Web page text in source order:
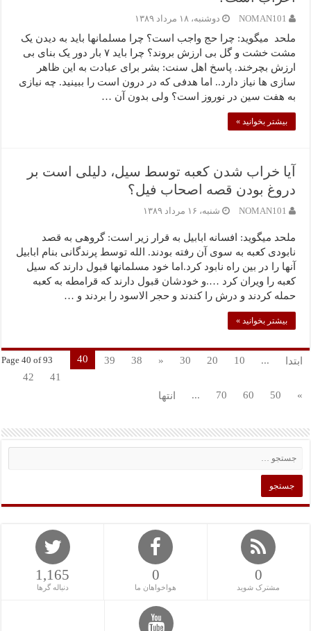
NOMAN101 دوشنبه، ۱۸ مرداد ۱۳۸۹
ملحد میگوید: چرا حج واجب است؟ چرا مسلمانها باید به دیدن یک
مشت خشت و گل بی ارزش بروند؟ چرا باید ۷ بار دور یک بنای بی
ارزش بچرخند. پاسخ اهل سنت: بشر برای عبادت به این ظاهر
سازی ها نیاز دارد.. اما هدفی که در درون است را ببینید. چه نیازی
به هفت سین در نوروز است؟ ولی بدون آن …
بیشتر بخوانید »
آیا خراب شدن کعبه توسط سیل، دلیلی است بر
دروغ بودن قصه اصحاب فیل؟
NOMAN101 شنبه، ۱۶ مرداد ۱۳۸۹
ملحد میگوید: افسانه ابابیل به قرار زیر است: گروهی به قصد
نابودی کعبه به سوی آن رفته بودند. الله توسط پرندگانی بنام ابابیل
آنها را در بین راه نابود کرد.اما خود مسلمانها قبول دارند که سیل
کعبه را ویران کرد ….و خودشان قبول دارند که قرامطه به کعبه
حمله کردند و درش را کندند و حجر الاسود را بردند و …
بیشتر بخوانید »
Page 40 of 93 ابتدا ...
10
20
30
«
38
39
40
41
42
»
50
60
70
... انتها
0
مشترک شوید
0
هواخواهان ما
1,165
دنباله گرها